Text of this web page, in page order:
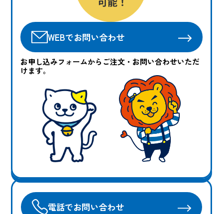
WEBでお問い合わせ
お申し込みフォームからご注文・お問い合わせいただ
けます。
電話でお問い合わせ